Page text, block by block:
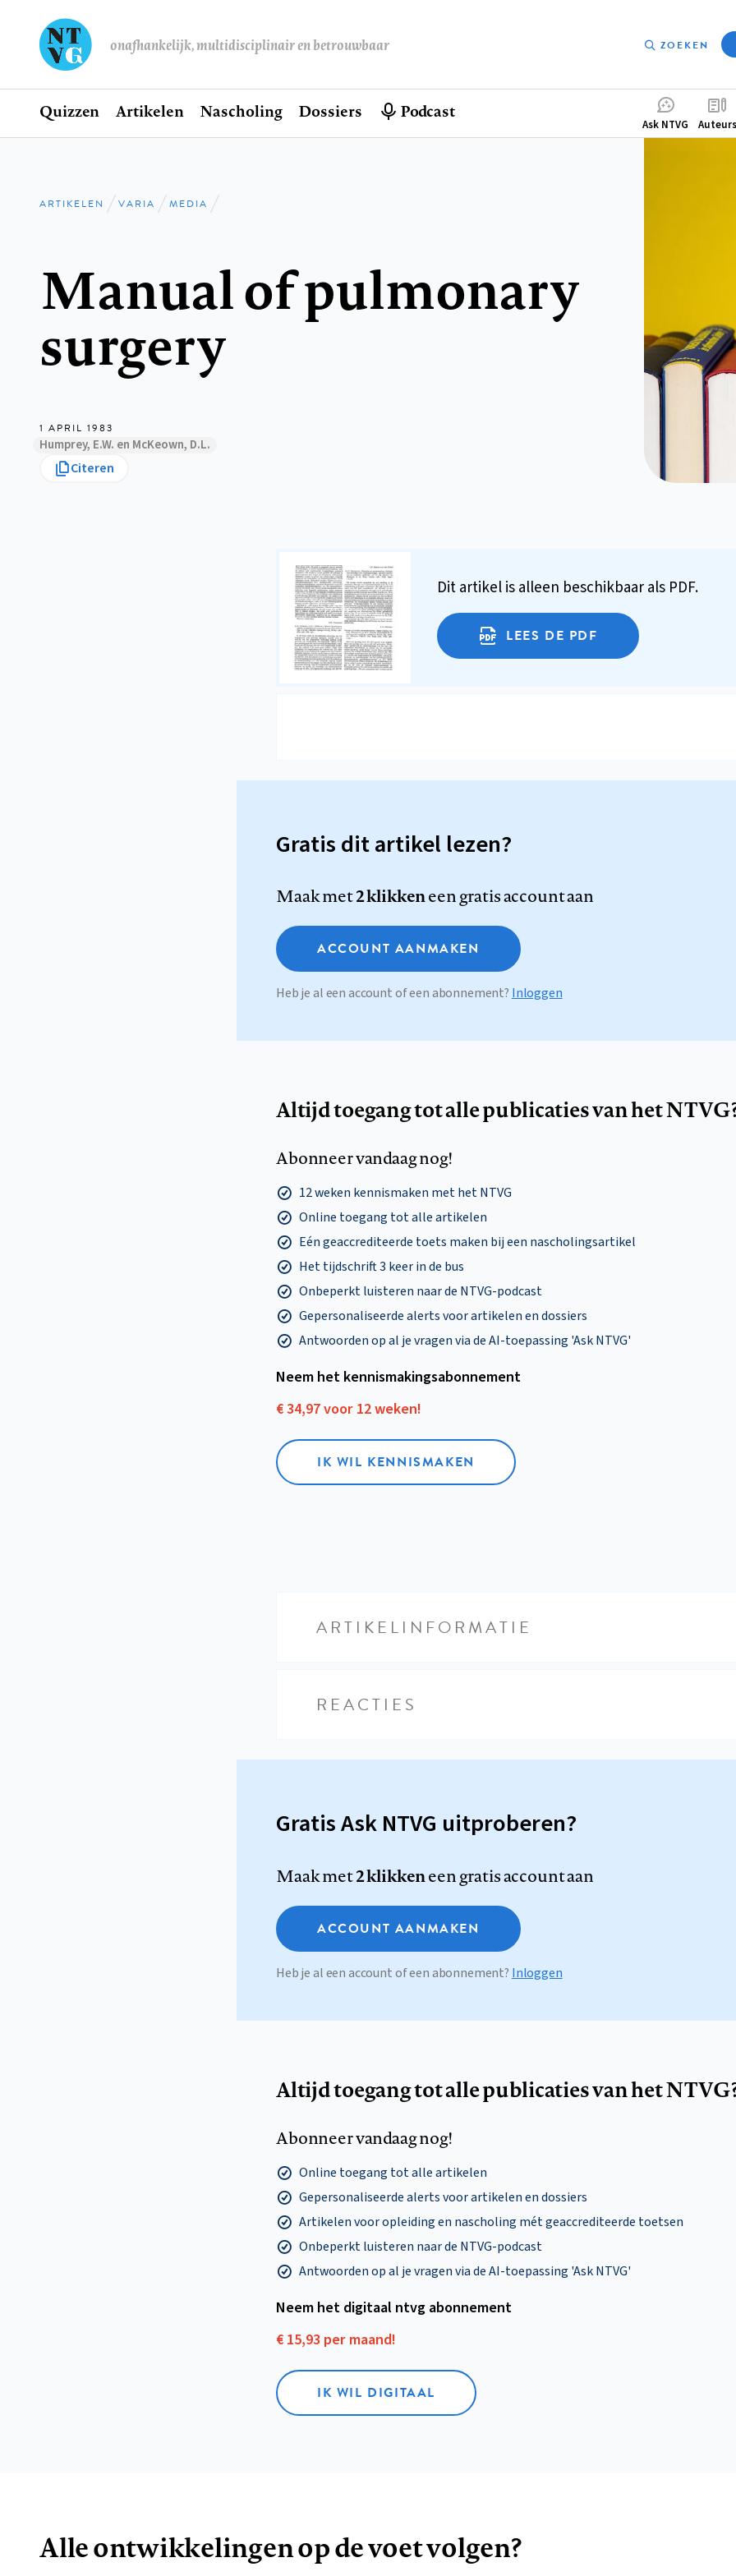
onafhankelijk, multidisciplinair en betrouwbaar ZOEKEN
Hoofdnavigatie
Home
Quizzen Artikelen Nascholing Dossiers Podcast
Ask NTVG Auteurs
Kruimelpad
ARTIKELEN VARIA MEDIA
Manual of pulmonary
surgery
1 APRIL 1983
Humprey, E.W. en McKeown, D.L.
Citeren
Dit artikel is alleen beschikbaar als PDF.
LEES DE PDF
Gratis dit artikel lezen?
Maak met2 klikkeneen gratis account aan
ACCOUNT AANMAKEN
Heb je al een account of een abonnement? Inloggen
Altijd toegang tot alle publicaties van het
Abonneer vandaag nog!
12 weken kennismaken met het NTVG
Online toegang tot alle artikelen
Eén geaccrediteerde toets maken bij een nascholingsartikel
Het tijdschrift 3 keer in de bus
Onbeperkt luisteren naar de NTVG-podcast
Gepersonaliseerde alerts voor artikelen en dossiers
Antwoorden op al je vragen via de AI-toepassing 'Ask NTVG'
Neem het kennismakings­abonnement
€ 34,97 voor 12 weken!
IK WIL KENNISMAKEN
ARTIKELINFORMATIE
REACTIES
Gratis Ask NTVG uitproberen?
Maak met2 klikkeneen gratis account aan
ACCOUNT AANMAKEN
Heb je al een account of een abonnement? Inloggen
Altijd toegang tot alle publicaties van het
Abonneer vandaag nog!
Online toegang tot alle artikelen
Gepersonaliseerde alerts voor artikelen en dossiers
Artikelen voor opleiding en nascholing mét geaccrediteerde toetsen
Onbeperkt luisteren naar de NTVG-podcast
Antwoorden op al je vragen via de AI-toepassing 'Ask NTVG'
Neem het digitaal ntvg abonnement
€ 15,93 per maand!
IK WIL DIGITAAL
Alle ontwikkelingen op de voet volgen?